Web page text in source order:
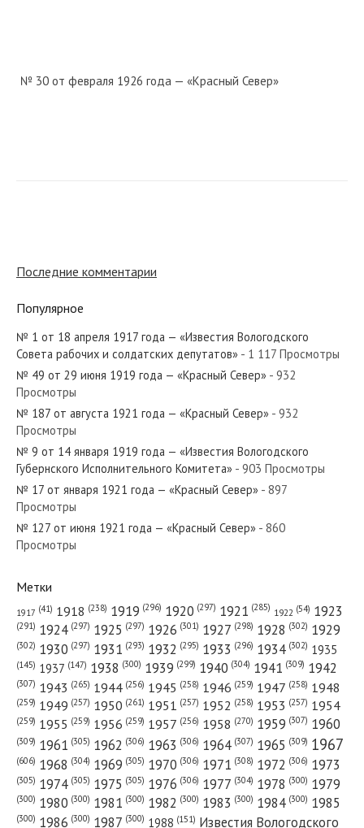
№ 30 от февраля 1926 года — «Красный Север»
№ 291 от декабря 1968 года — «Красный Север»
№ 19 от января 1938 года — «Красный Север»
№ 115 от мая 1979 года — «Красный Север»
№ 252 от октября 1963 года — «Красный Север»
№ 219 от ноября 1956 года — «Красный Север»
Последние комментарии
Популярное
№ 1 от 18 апреля 1917 года — «Известия Вологодского
Совета рабочих и солдатских депутатов» - 1 117 Просмотры
№ 49 от 29 июня 1919 года — «Красный Север» - 932
Просмотры
№ 187 от августа 1921 года — «Красный Север» - 932
Просмотры
№ 9 от 14 января 1919 года — «Известия Вологодского
Губернского Исполнительного Комитета» - 903 Просмотры
№ 17 от января 1921 года — «Красный Север» - 897
Просмотры
№ 127 от июня 1921 года — «Красный Север» - 860
Просмотры
Метки
1917 (41) 1918 (238) 1919 (296) 1920 (297) 1921 (285) 1922 (54) 1923
(291) 1924 (297) 1925 (297) 1926 (301) 1927 (298) 1928 (302) 1929
(302) 1930 (297) 1931 (293) 1932 (295) 1933 (296) 1934 (302) 1935
(145) 1937 (147) 1938 (300) 1939 (299) 1940 (304) 1941 (309) 1942
(307) 1943 (265) 1944 (256) 1945 (258) 1946 (259) 1947 (258) 1948
(259) 1949 (257) 1950 (261) 1951 (257) 1952 (258) 1953 (257) 1954
(259) 1955 (259) 1956 (259) 1957 (256) 1958 (270) 1959 (307) 1960
(309) 1961 (305) 1962 (306) 1963 (306) 1964 (307) 1965 (309) 1967
(606) 1968 (304) 1969 (305) 1970 (306) 1971 (308) 1972 (306) 1973
(305) 1974 (305) 1975 (305) 1976 (306) 1977 (304) 1978 (300) 1979
(300) 1980 (300) 1981 (300) 1982 (300) 1983 (300) 1984 (300) 1985
(300) 1986 (300) 1987 (300) 1988 (151) Известия Вологодского